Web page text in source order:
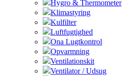
Hygro & Thermometer
Klimastyring
Kulfilter
Luftfugtighed
Ona Lugtkontrol
Opvarmning
Ventilationskit
Ventilator / Udsug